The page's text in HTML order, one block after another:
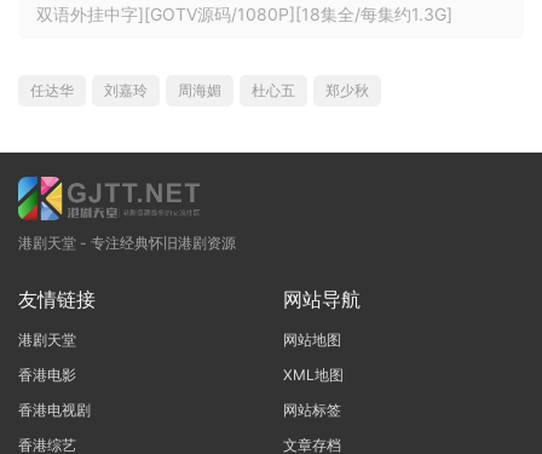
双语外挂中字][GOTV源码/1080P][18集全/每集约1.3G]
任达华 刘嘉玲 周海媚 杜心五 郑少秋
港剧天堂 - 专注经典怀旧港剧资源
友情链接
港剧天堂
香港电影
香港电视剧
香港综艺
网站导航
网站地图
XML地图
网站标签
文章存档